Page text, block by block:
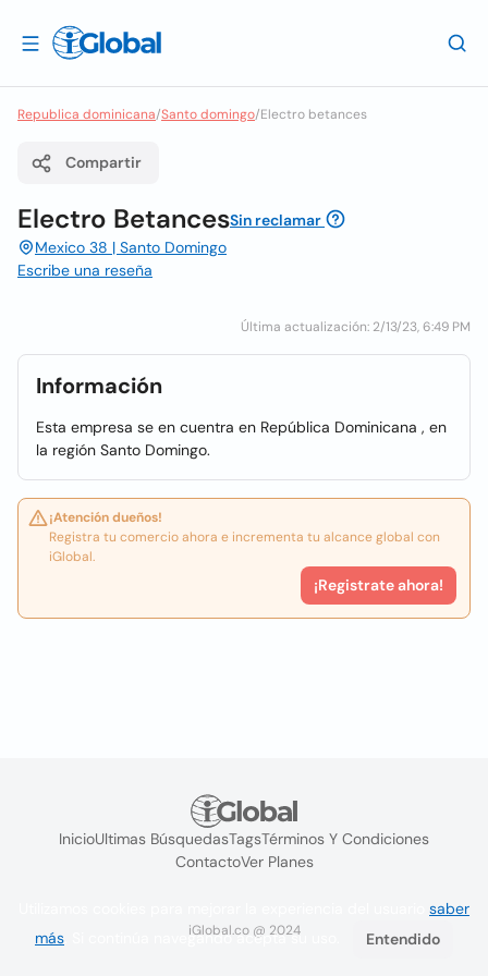
Republica dominicana/Santo domingo/Electro betances
Compartir
Electro BetancesSin reclamar
Mexico 38 | Santo Domingo
Escribe una reseña
Última actualización: 2/13/23, 6:49 PM
Información
Esta empresa se en cuentra en República Dominicana , en
la región Santo Domingo.
¡Atención dueños!
Registra tu comercio ahora e incrementa tu alcance global con
iGlobal.
¡Registrate ahora!
InicioUltimas BúsquedasTagsTérminos Y Condiciones
ContactoVer Planes
iGlobal.co @ 2024
saber
más . Si continúa navegando acepta su uso. Entendido